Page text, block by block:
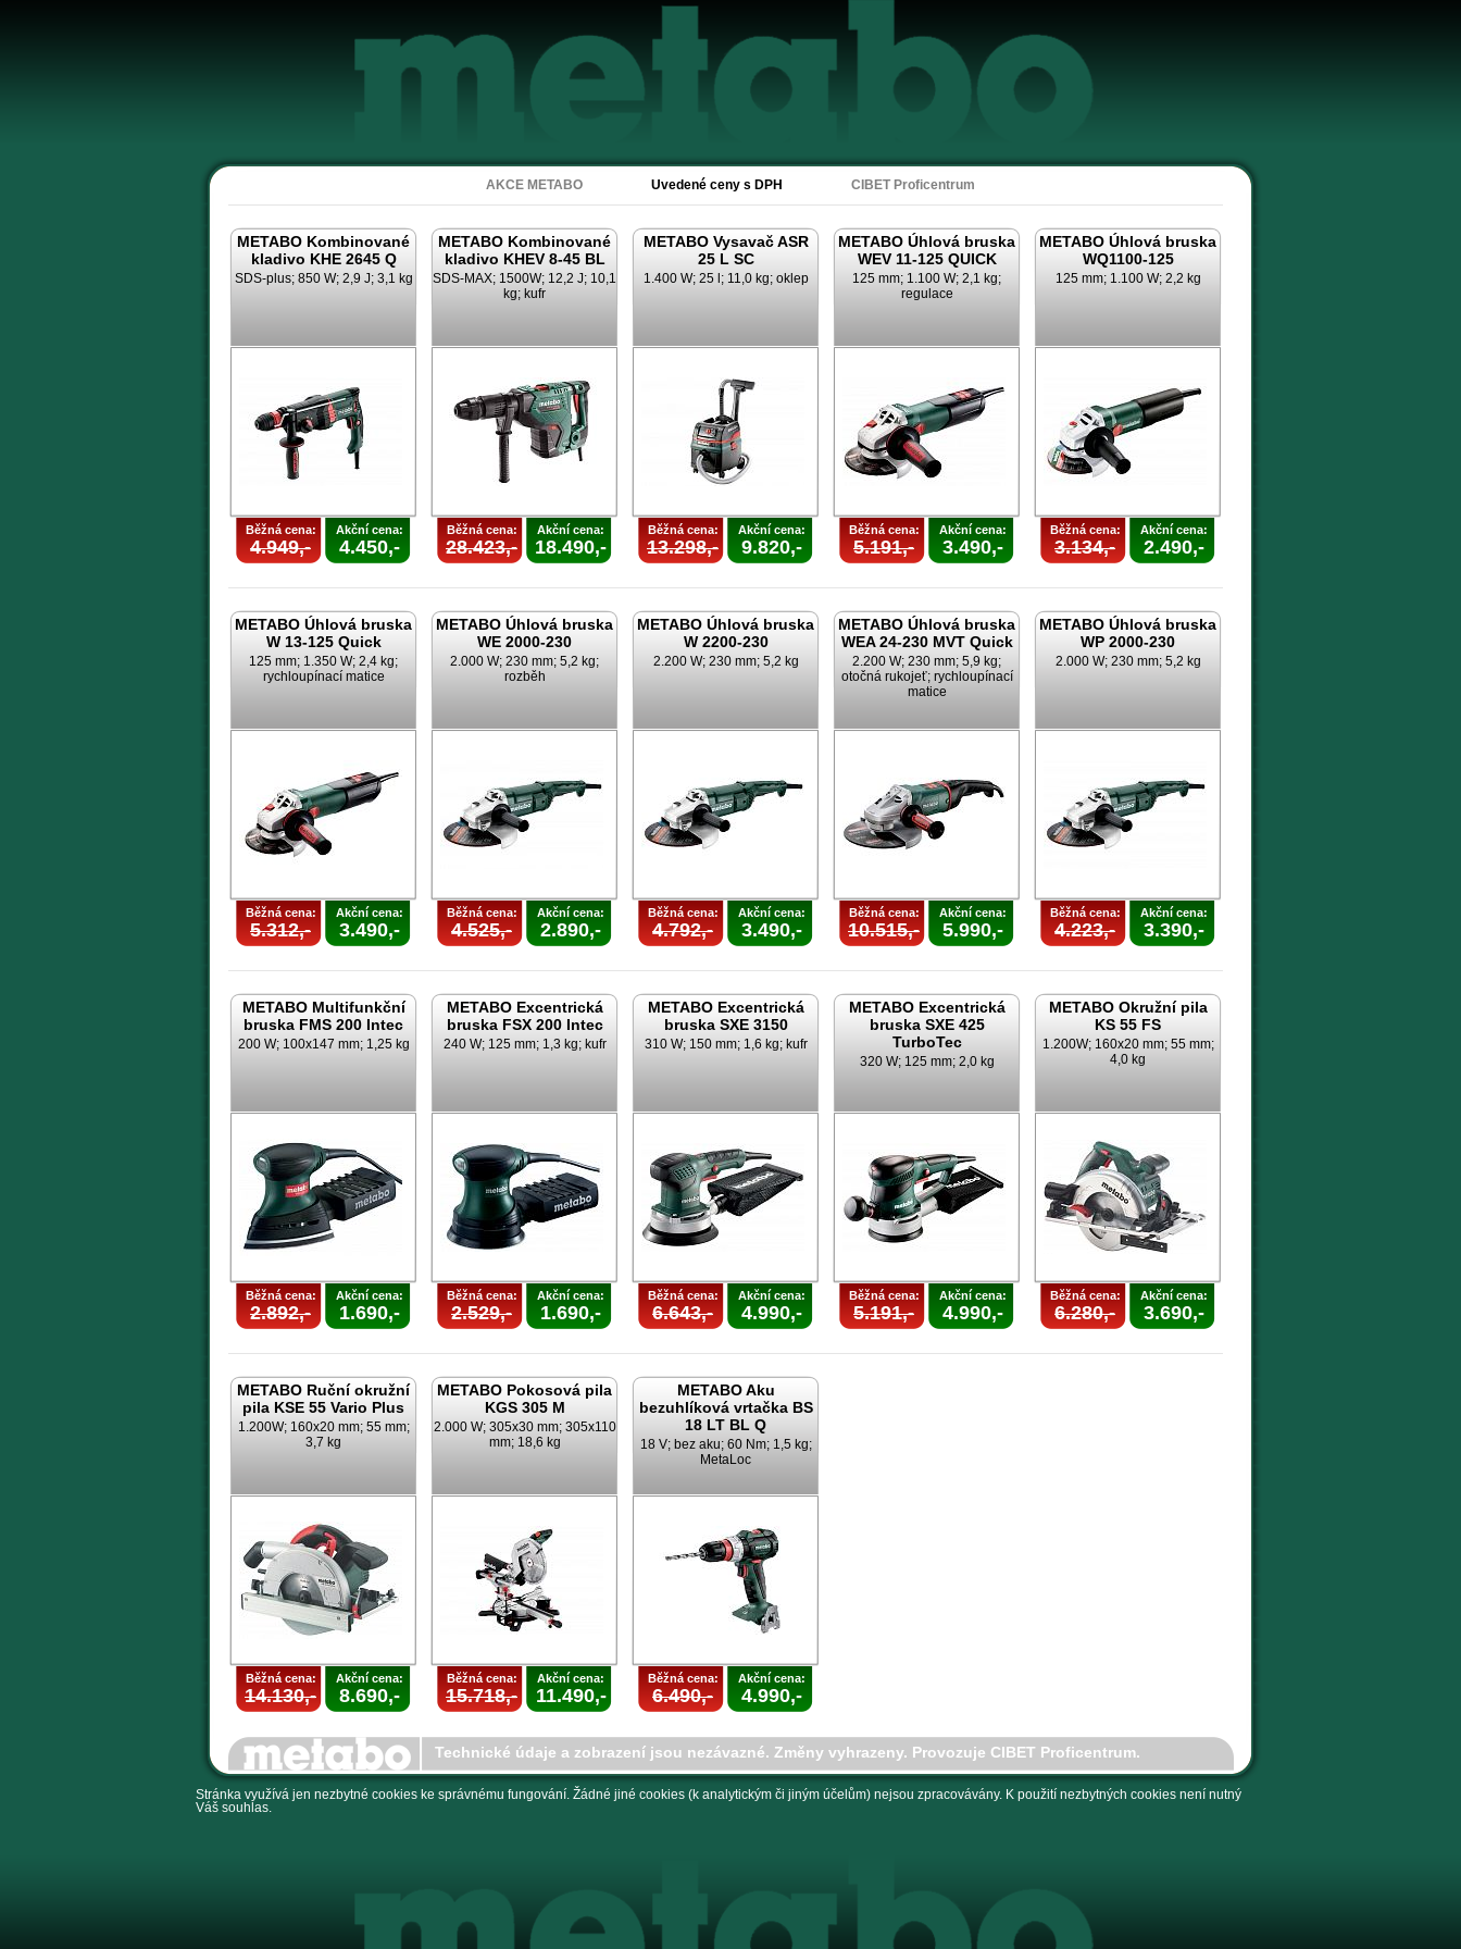
Akce Metabo
AKCE METABO Uvedené ceny s DPH CIBET Proficentrum
METABO Kombinované
kladivo KHE 2645 Q
SDS-plus; 850 W; 2,9 J; 3,1 kg
Běžná cena:
4.949,-
Akční cena:
4.450,-
METABO Kombinované
kladivo KHEV 8-45 BL
SDS-MAX; 1500W; 12,2 J; 10,1
kg; kufr
Běžná cena:
28.423,-
Akční cena:
18.490,-
METABO Vysavač ASR
25 L SC
1.400 W; 25 l; 11,0 kg; oklep
Běžná cena:
13.298,-
Akční cena:
9.820,-
METABO Úhlová bruska
WEV 11-125 QUICK
125 mm; 1.100 W; 2,1 kg;
regulace
Běžná cena:
5.191,-
Akční cena:
3.490,-
METABO Úhlová bruska
WQ1100-125
125 mm; 1.100 W; 2,2 kg
Běžná cena:
3.134,-
Akční cena:
2.490,-
METABO Úhlová bruska
W 13-125 Quick
125 mm; 1.350 W; 2,4 kg;
rychloupínací matice
Běžná cena:
5.312,-
Akční cena:
3.490,-
METABO Úhlová bruska
WE 2000-230
2.000 W; 230 mm; 5,2 kg;
rozběh
Běžná cena:
4.525,-
Akční cena:
2.890,-
METABO Úhlová bruska
W 2200-230
2.200 W; 230 mm; 5,2 kg
Běžná cena:
4.792,-
Akční cena:
3.490,-
METABO Úhlová bruska
WEA 24-230 MVT Quick
2.200 W; 230 mm; 5,9 kg;
otočná rukojeť; rychloupínací
matice
Běžná cena:
10.515,-
Akční cena:
5.990,-
METABO Úhlová bruska
WP 2000-230
2.000 W; 230 mm; 5,2 kg
Běžná cena:
4.223,-
Akční cena:
3.390,-
METABO Multifunkční
bruska FMS 200 Intec
200 W; 100x147 mm; 1,25 kg
Běžná cena:
2.892,-
Akční cena:
1.690,-
METABO Excentrická
bruska FSX 200 Intec
240 W; 125 mm; 1,3 kg; kufr
Běžná cena:
2.529,-
Akční cena:
1.690,-
METABO Excentrická
bruska SXE 3150
310 W; 150 mm; 1,6 kg; kufr
Běžná cena:
6.643,-
Akční cena:
4.990,-
METABO Excentrická
bruska SXE 425
TurboTec
320 W; 125 mm; 2,0 kg
Běžná cena:
5.191,-
Akční cena:
4.990,-
METABO Okružní pila
KS 55 FS
1.200W; 160x20 mm; 55 mm;
4,0 kg
Běžná cena:
6.280,-
Akční cena:
3.690,-
METABO Ruční okružní
pila KSE 55 Vario Plus
1.200W; 160x20 mm; 55 mm;
3,7 kg
Běžná cena:
14.130,-
Akční cena:
8.690,-
METABO Pokosová pila
KGS 305 M
2.000 W; 305x30 mm; 305x110
mm; 18,6 kg
Běžná cena:
15.718,-
Akční cena:
11.490,-
METABO Aku
bezuhlíková vrtačka BS
18 LT BL Q
18 V; bez aku; 60 Nm; 1,5 kg;
MetaLoc
Běžná cena:
6.490,-
Akční cena:
4.990,-
Technické údaje a zobrazení jsou nezávazné. Změny vyhrazeny. Provozuje CIBET Proficentrum.
Stránka využívá jen nezbytné cookies ke správnému fungování. Žádné jiné cookies (k analytickým či jiným účelům) nejsou zpracovávány. K použití nezbytných cookies není nutný
Váš souhlas.